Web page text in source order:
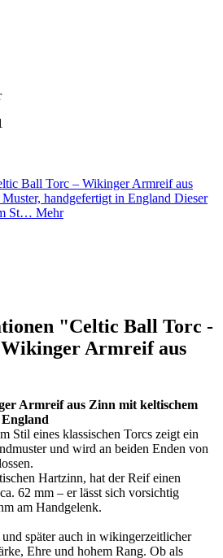
Ball Torc – Wikinger Armreif aus
handgefertigt in England Dieser
St… Mehr
"Celtic Ball Torc -
Armreif aus
Armreif aus Zinn mit keltischem
Stil eines klassischen Torcs zeigt ein
und wird an beiden Enden von
Hartzinn, hat der Reif einen
62 mm – er lässt sich vorsichtig
am Handgelenk.
später auch in wikingerzeitlicher
Ehre und hohem Rang. Ob als